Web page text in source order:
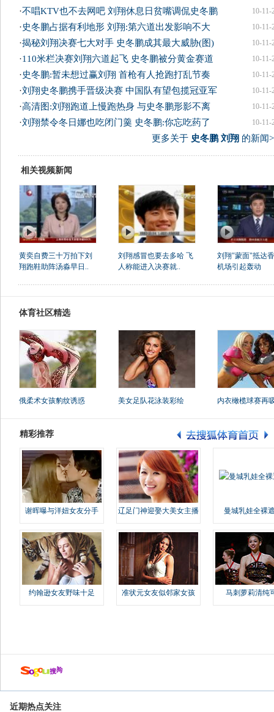
10-11-
·不唱KTV也不去网吧 刘翔休息日贫嘴调侃史冬鹏
10-11-
·史冬鹏占据有利地形 刘翔:第六道出发影响不大
10-11-
·揭秘刘翔决赛七大对手 史冬鹏成其最大威胁(图)
10-11-
·110米栏决赛刘翔六道起飞 史冬鹏被分黄金赛道
10-11-
·史冬鹏:暂未想过赢刘翔 首枪有人抢跑打乱节奏
10-11-
·刘翔史冬鹏携手晋级决赛 中国队有望包揽冠亚军
10-11-
·高清图:刘翔跑道上慢跑热身 与史冬鹏形影不离
10-11-
·刘翔禁令冬日娜也吃闭门羹 史冬鹏:你忘吃药了
更多关于 史冬鹏 刘翔 的新闻
相关视频新闻
黄奕自费三十万拍下刘
翔跑鞋助阵汤淼早日..
刘翔感冒也要去多哈 飞
人称能进入决赛就..
刘翔"蒙面"抵达
机场引起轰动
体育社区精选
俄柔术女孩豹纹诱惑 美女足队花泳装彩绘 内衣橄榄球赛再
精彩推荐
谢晖曝与洋妞女友分手 辽足门神迎娶大美女主播 曼城乳娃全裸
约翰逊女友野味十足 准状元女友似邻家女孩 马刺萝莉清纯
近期热点关注